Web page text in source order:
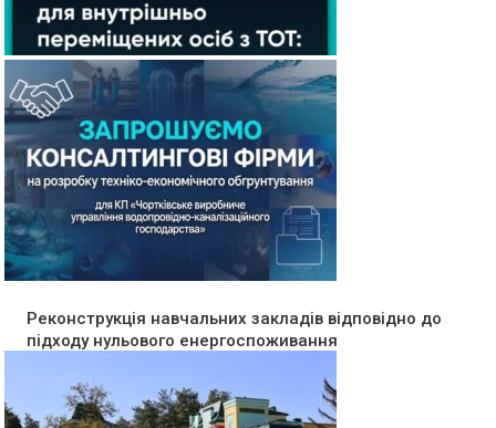
Реконструкція навчальних закладів відповідно до
підходу нульового енергоспоживання